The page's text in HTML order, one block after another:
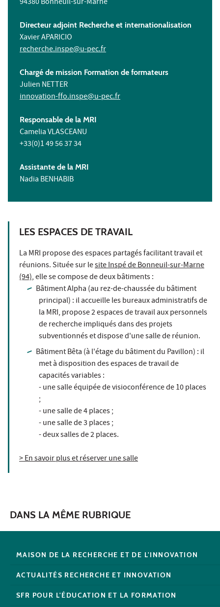
Directeur adjoint Recherche et internationalisation
Xavier APARICIO
recherche.inspe@u-pec.fr
Chargé de mission Formation de formateurs
Julien NETTER
innovation-ffo.inspe@u-pec.fr
Responsable de la MRI
Camelia VLASCEANU
+33(0)1 49 56 37 34
Assistante de la MRI
Nadia BENHABIB
LES ESPACES DE TRAVAIL
La MRI propose des espaces partagés facilitant travail et
réunions. Située sur lesite Inspé de Bonneuil-sur-Marne
(94), elle se compose de deux bâtiments :
Bâtiment Alpha (au rez-de-chaussée du bâtiment
principal) : il accueille les bureaux administratifs de
la MRI, propose 2 espaces de travail aux personnels
de recherche impliqués dans des projets
subventionnés et dispose d'une salle de réunion.
Bâtiment Bêta (à l'étage du bâtiment du Pavillon) : il
met à disposition des espaces de travail de
capacités variables :
- une salle équipée de visioconférence de 10 places
;
- une salle de 4 places ;
- une salle de 3 places ;
- deux salles de 2 places.
> En savoir plus et réserver une salle
DANS LA MÊME RUBRIQUE
MAISON DE LA RECHERCHE ET DE L'INNOVATION
ACTUALITÉS RECHERCHE ET INNOVATION
SFR POUR L'ÉDUCATION ET LA FORMATION